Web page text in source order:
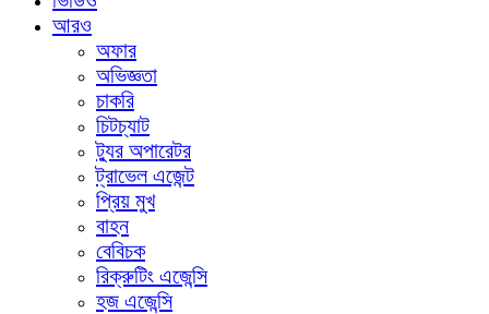
আরও
অফার
অভিজ্ঞতা
চাকরি
চিটচ্যাট
ট্যুর অপারেটর
ট্রাভেল এজেন্ট
প্রিয় মুখ
বাহন
বেবিচক
রিক্রুটিং এজেন্সি
হজ এজেন্সি